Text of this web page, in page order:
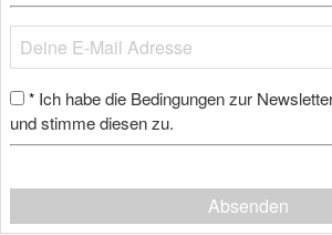
* Ich habe die Bedingungen zur
und stimme diesen zu.
Absenden